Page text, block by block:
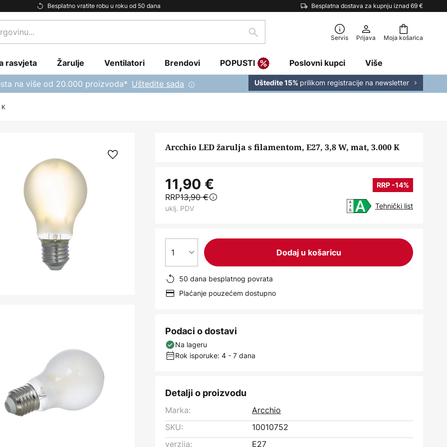
Besplatno vratite robu u roku od 50 dana Besplatna dostava za kupnju iznad 69 €
Moja košarica
traži Servis Prijava
rasvjeta Žarulje Ventilatori Brendovi POPUSTI Poslovni kupci Više
na više od 20.000 proizvoda* Uštedite sada Uštedite 15% prilikom registracije na newsletter
K
Arcchio LED žarulja s filamentom, E27, 3,8 W, mat, 3.000 K
11,90 € RRP -14%
RRP13,90 €
uklj. PDV Tehnički list
1 Dodaj u košaricu
50 dana besplatnog povrata
Plaćanje pouzećem dostupno
Podaci o dostavi
Na lageru
Rok isporuke: 4 - 7 dana
Detalji o proizvodu
Marka:
Arcchio
SKU:
10010752
verzija:
E27